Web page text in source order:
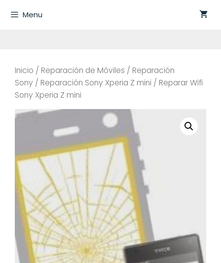
Menu
Inicio / Reparación de Móviles / Reparación
Sony / Reparación Sony Xperia Z mini / Reparar Wifi
Sony Xperia Z mini